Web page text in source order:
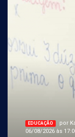
EDUCAÇÃO
por
06/08/2026 às